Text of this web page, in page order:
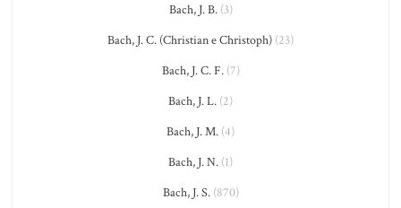
Bach, J. B.(3)
Bach, J. C. (Christian e Christoph) (23)
Bach, J. C. F.(7)
Bach, J. L. (2)
Bach, J. M. (4)
Bach, J. N. (1)
Bach, J. S.(870)